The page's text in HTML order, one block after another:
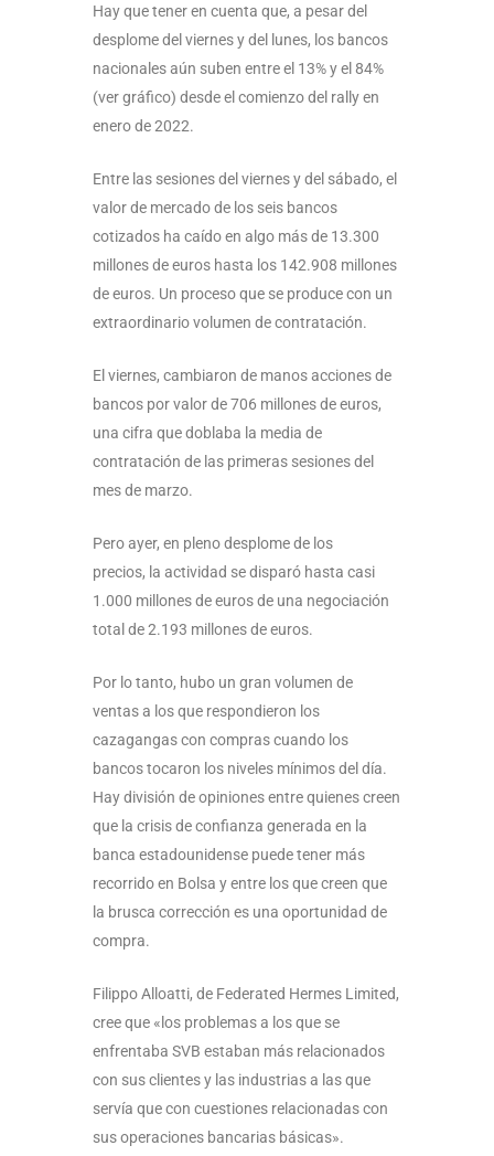
Hay que tener en cuenta que, a pesar del
desplome del viernes y del lunes, los bancos
nacionales aún suben entre el 13% y el 84%
(ver gráfico) desde el comienzo del rally en
enero de 2022.
Entre las sesiones del viernes y del sábado, el
valor de mercado de los seis bancos
cotizados ha caído en algo más de 13.300
millones de euros hasta los 142.908 millones
de euros. Un proceso que se produce con un
extraordinario volumen de contratación.
El viernes, cambiaron de manos acciones de
bancos por valor de 706 millones de euros,
una cifra que doblaba la media de
contratación de las primeras sesiones del
mes de marzo.
Pero ayer, en pleno desplome de los
precios, la actividad se disparó hasta casi
1.000 millones de euros de una negociación
total de 2.193 millones de euros.
Por lo tanto, hubo un gran volumen de
ventas a los que respondieron los
cazagangas con compras cuando los
bancos tocaron los niveles mínimos del día.
Hay división de opiniones entre quienes creen
que la crisis de confianza generada en la
banca estadounidense puede tener más
recorrido en Bolsa y entre los que creen que
la brusca corrección es una oportunidad de
compra.
Filippo Alloatti, de Federated Hermes Limited,
cree que «los problemas a los que se
enfrentaba SVB estaban más relacionados
con sus clientes y las industrias a las que
servía que con cuestiones relacionadas con
sus operaciones bancarias básicas».